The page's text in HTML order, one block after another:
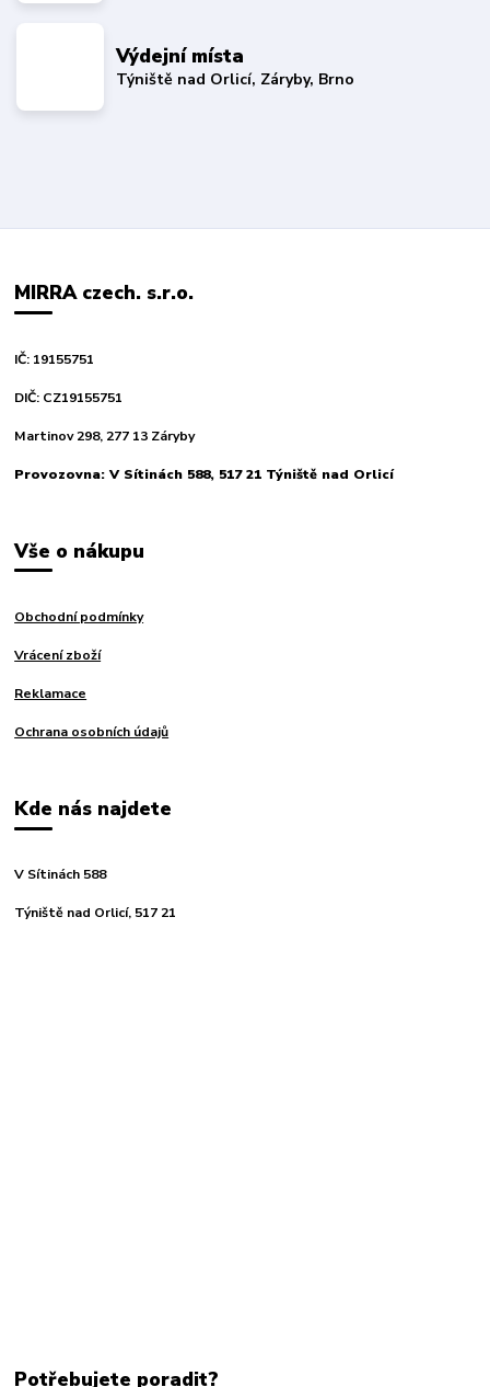
Výdejní místa
Týniště nad Orlicí, Záryby, Brno
MIRRA czech. s.r.o.
IČ: 19155751
DIČ: CZ19155751
Martinov 298, 277 13 Záryby
Provozovna: V Sítinách 588, 517 21 Týniště nad Orlicí
Vše o nákupu
Obchodní podmínky
Vrácení zboží
Reklamace
Ochrana osobních údajů
Kde nás najdete
V Sítinách 588
Týniště nad Orlicí, 517 21
Potřebujete poradit?